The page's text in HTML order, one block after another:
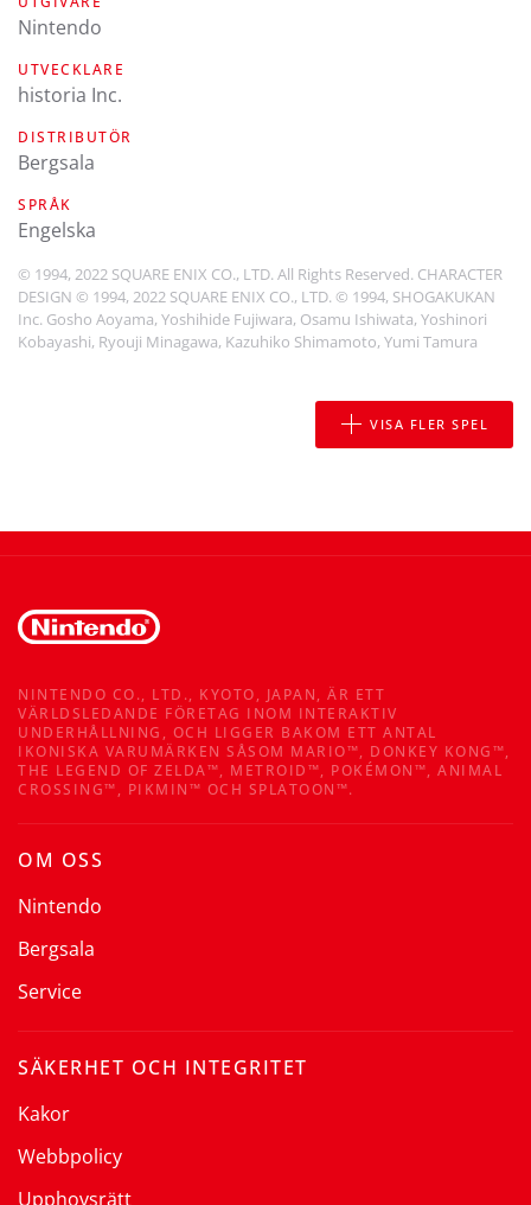
Nintendo
UTVECKLARE
historia Inc.
DISTRIBUTÖR
Bergsala
SPRÅK
engelska
© 1994, 2022 SQUARE ENIX CO., LTD. All Rights Reserved. CHARACTER
DESIGN © 1994, 2022 SQUARE ENIX CO., LTD. © 1994, SHOGAKUKAN
Inc. Gosho Aoyama, Yoshihide Fujiwara, Osamu Ishiwata, Yoshinori
Kobayashi, Ryouji Minagawa, Kazuhiko Shimamoto, Yumi Tamura
VISA FLER SPEL
NINTENDO CO., LTD., KYOTO, JAPAN, ÄR ETT
VÄRLDSLEDANDE FÖRETAG INOM INTERAKTIV
UNDERHÅLLNING, OCH LIGGER BAKOM ETT ANTAL
IKONISKA VARUMÄRKEN SÅSOM MARIO™, DONKEY KONG™,
THE LEGEND OF ZELDA™, METROID™, POKÉMON™, ANIMAL
CROSSING™, PIKMIN™ OCH SPLATOON™.
OM OSS
Nintendo
Bergsala
Service
SÄKERHET OCH INTEGRITET
Kakor
Webbpolicy
Upphovsrätt